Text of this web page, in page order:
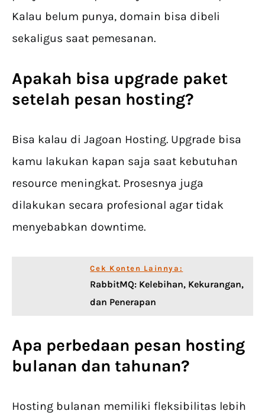
Kalau belum punya, domain bisa dibeli
sekaligus saat pemesanan.
Apakah bisa upgrade paket
setelah pesan hosting?
Bisa kalau di Jagoan Hosting. Upgrade bisa
kamu lakukan kapan saja saat kebutuhan
resource meningkat. Prosesnya juga
dilakukan secara profesional agar tidak
menyebabkan downtime.
Cek Konten Lainnya:
RabbitMQ: Kelebihan, Kekurangan,
dan Penerapan
Apa perbedaan pesan hosting
bulanan dan tahunan?
Hosting bulanan memiliki fleksibilitas lebih